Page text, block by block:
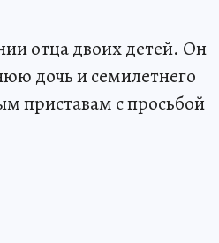
отца двоих детей. Он
дочь и семилетнего
приставам с просьбой